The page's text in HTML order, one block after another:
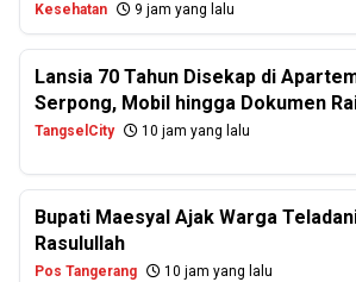
Kesehatan 9 jam yang lalu
Lansia 70 Tahun Disekap di
Serpong, Mobil hingga Dokumen
TangselCity 10 jam yang lalu
Bupati Maesyal Ajak Warga
Rasulullah
Pos Tangerang 10 jam yang lalu